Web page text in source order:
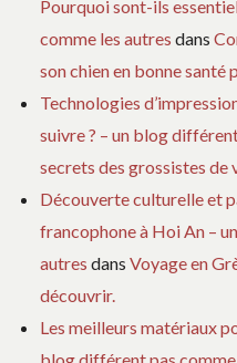
Pourquoi sont-ils
comme les autres dans
son chien en bonne santé
Technologies
suivre ? – un blog
secrets des grossistes de
Découverte culturelle et
francophone à Hoi An –
autres dans Voyage en
découvrir.
Les meilleurs matériaux
blog différent pas comme